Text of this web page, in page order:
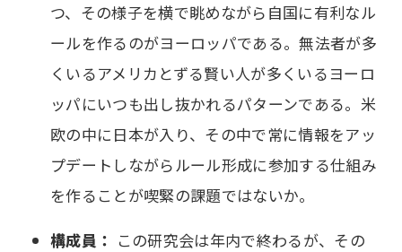
つ、その様子を横で眺めながら自国に有利なル
ールを作るのがヨーロッパである。無法者が多
くいるアメリカとずる賢い人が多くいるヨーロ
ッパにいつも出し抜かれるパターンである。米
欧の中に日本が入り、その中で常に情報をアッ
プデートしながらルール形成に参加する仕組み
を作ることが喫緊の課題ではないか。
構成員： この研究会は年内で終わるが、その